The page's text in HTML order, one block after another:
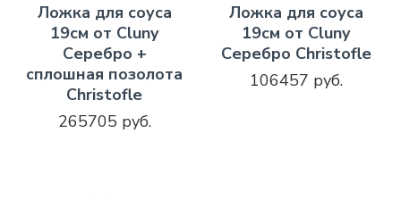
Ложка для соуса
19см от Cluny
Серебро +
сплошная позолота
Christofle
265705 руб.
Ложка для соуса
19см от Cluny
Серебро Christofle
106457 руб.